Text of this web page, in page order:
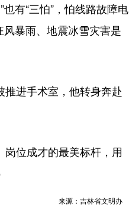
有“三怕”，怕线路故障电
暴雨、地震冰雪灾害是
进手术室，他转身奔赴
位成才的最美标杆，用
来源：吉林省文明办